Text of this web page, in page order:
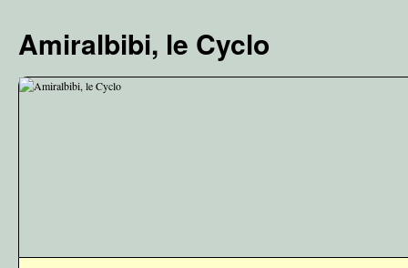
contenu
Amiralbibi, le Cyclo